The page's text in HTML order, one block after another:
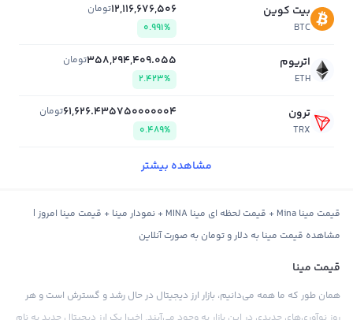
بیت کوین
BTC
12,116,676,506تومان
0.991%
اتریوم
ETH
358,294,409.055تومان
2.423%
ترون
TRX
61,626.435750000004تومان
0.489%
مشاهده بیشتر
قیمت مینا Mina + قیمت لحظه ای مینا MINA + نمودار مینا + قیمت مینا امروز |
مشاهده قیمت مینا به دلار و تومان به صورت آنلاین
قیمت مینا
همان طور که ما همه می‌دانیم، بازار ارز دیجیتال در حال رشد و گسترش است و هر